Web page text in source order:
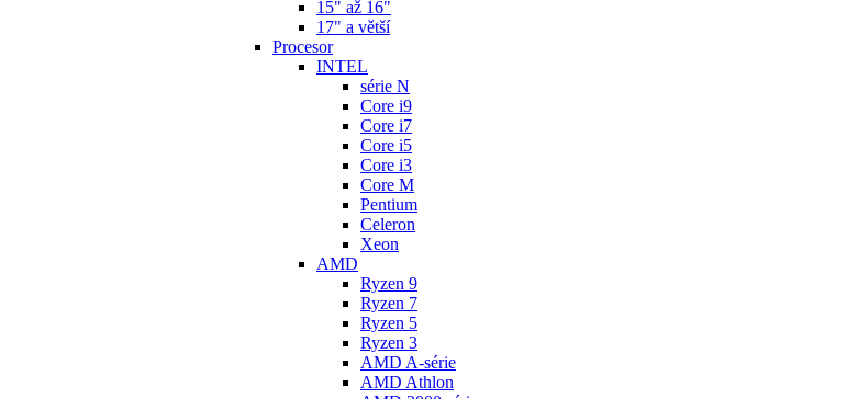
15" až 16"
17" a větší
Procesor
INTEL
série N
Core i9
Core i7
Core i5
Core i3
Core M
Pentium
Celeron
Xeon
AMD
Ryzen 9
Ryzen 7
Ryzen 5
Ryzen 3
AMD A-série
AMD Athlon